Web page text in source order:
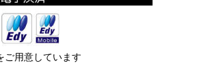
ご用意しています